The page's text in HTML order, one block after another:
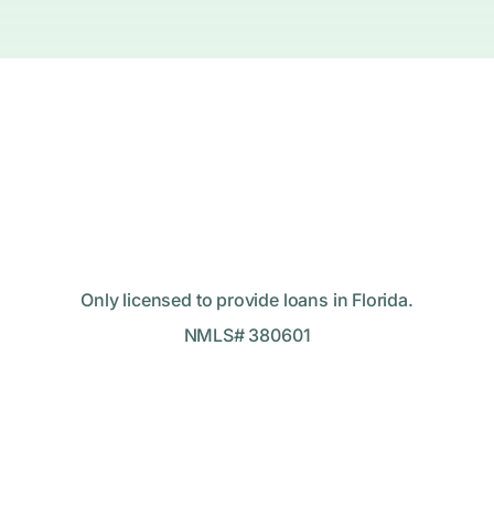
Only licensed to provide loans in Florida.
NMLS# 380601